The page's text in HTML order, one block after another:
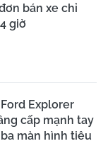
bán xe chỉ
giờ
Ford Explorer
cấp mạnh tay
màn hình tiêu